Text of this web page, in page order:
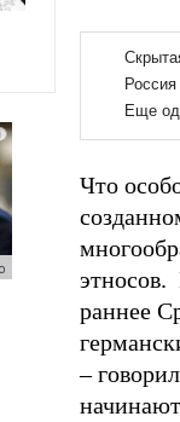
Что
этносов.
раннее
–